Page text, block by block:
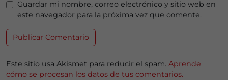
Guardar mi nombre, correo electrónico y sitio web en
este navegador para la próxima vez que comente.
Este sitio usa Akismet para reducir el spam. Aprende
cómo se procesan los datos de tus comentarios.